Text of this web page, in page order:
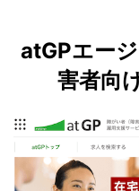
atGPエー
害者向